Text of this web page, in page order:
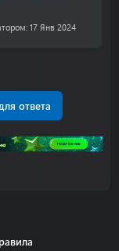
17 Янв 2024
ответа